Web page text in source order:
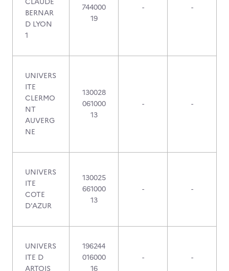
BERNAR
D LYON
1
744000
19
- -
UNIVERS
ITE
CLERMO
NT
AUVERG
NE
130028
061000
13
- -
UNIVERS
ITE
COTE
D'AZUR
130025
661000
13
- -
UNIVERS
ITE D
ARTOIS
196244
016000
16
- -